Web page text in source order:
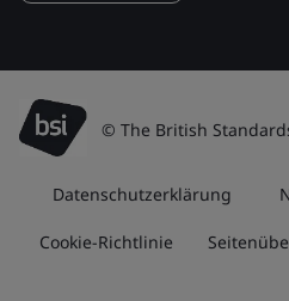
© The British
Datenschutzerklärung
Cookie-Richtlinie